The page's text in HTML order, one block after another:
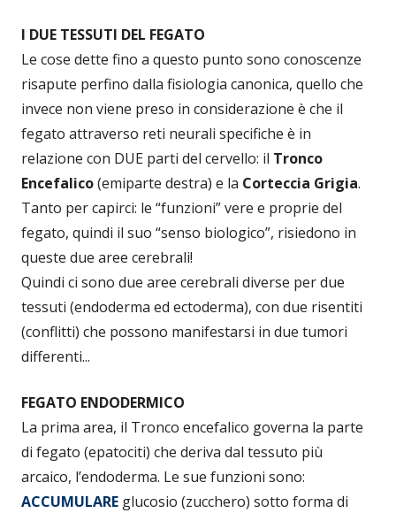
I DUE TESSUTI DEL FEGATO
Le cose dette fino a questo punto sono conoscenze
risapute perfino dalla fisiologia canonica, quello che
invece non viene preso in considerazione è che il
fegato attraverso reti neurali specifiche è in
relazione con DUE parti del cervello: il Tronco
Encefalico(emiparte destra) e la Corteccia Grigia.
Tanto per capirci: le “funzioni” vere e proprie del
fegato, quindi il suo “senso biologico”, risiedono in
queste due aree cerebrali!
Quindi ci sono due aree cerebrali diverse per due
tessuti (endoderma ed ectoderma), con due risentiti
(conflitti) che possono manifestarsi in due tumori
differenti...
FEGATO ENDODERMICO
La prima area, il Tronco encefalico governa la parte
di fegato (epatociti) che deriva dal tessuto più
arcaico, l’endoderma. Le sue funzioni sono:
ACCUMULARE glucosio (zucchero) sotto forma di